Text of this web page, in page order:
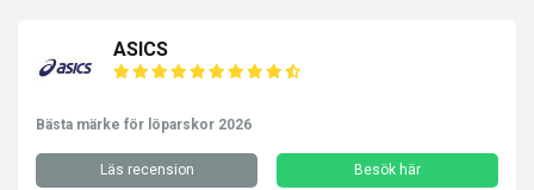
ASICS
Bästa märke för löparskor 2026
Läs recension Besök här